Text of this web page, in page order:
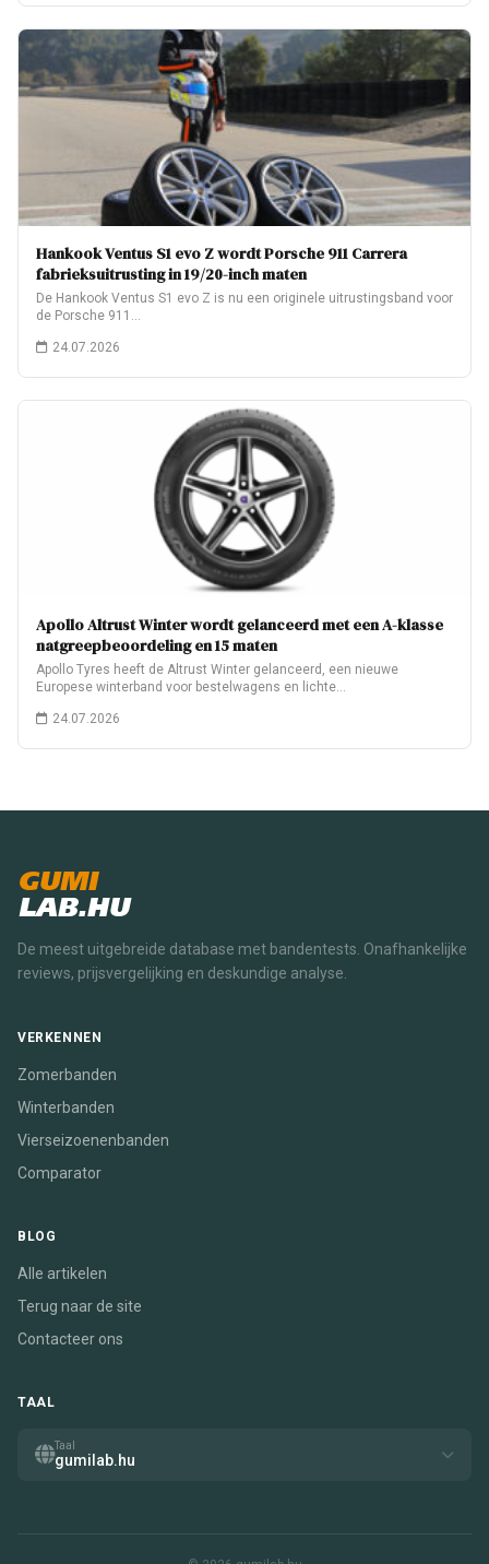
Hankook Ventus S1 evo Z wordt Porsche 911 Carrera
fabrieksuitrusting in 19/20-inch maten
De Hankook Ventus S1 evo Z is nu een originele uitrustingsband voor
de Porsche 911…
24.07.2026
Apollo Altrust Winter wordt gelanceerd met een A-klasse
natgreepbeoordeling en 15 maten
Apollo Tyres heeft de Altrust Winter gelanceerd, een nieuwe
Europese winterband voor bestelwagens en lichte…
24.07.2026
GUMI
LAB.HU
De meest uitgebreide database met bandentests. Onafhankelijke
reviews, prijsvergelijking en deskundige analyse.
VERKENNEN
Zomerbanden
Winterbanden
Vierseizoenenbanden
Comparator
BLOG
Alle artikelen
Terug naar de site
Contacteer ons
TAAL
Taal
gumilab.hu